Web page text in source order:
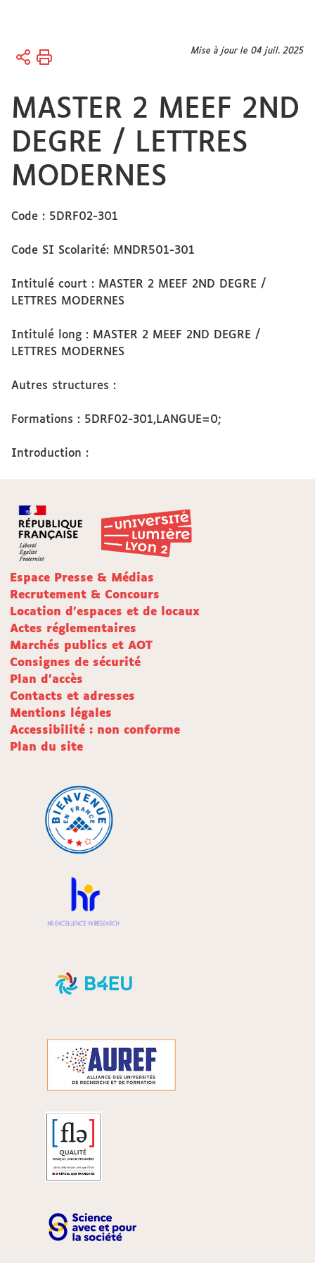
Vous
Accueil Mise à jour le 04 juil. 2025
MASTER 2 MEEF 2ND
DEGRE / LETTRES
MODERNES
Code : 5DRF02-301
Code SI Scolarité: MNDR501-301
Intitulé court : MASTER 2 MEEF 2ND DEGRE /
LETTRES MODERNES
Intitulé long : MASTER 2 MEEF 2ND DEGRE /
LETTRES MODERNES
Autres structures :
Formations : 5DRF02-301,LANGUE=0;
Introduction :
Espace Presse & Médias
Recrutement & Concours
Location d'espaces et de locaux
Actes réglementaires
Marchés publics et AOT
Consignes de sécurité
Plan d'accès
Contacts et adresses
Mentions légales
Accessibilité : non conforme
Plan du site